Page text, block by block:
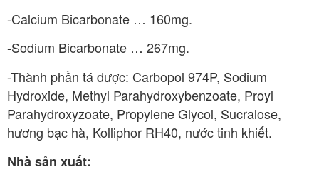
-Calcium Bicarbonate … 160mg.
-Sodium Bicarbonate … 267mg.
-Thành phần tá dược: Carbopol 974P, Sodium
Hydroxide, Methyl Parahydroxybenzoate, Proyl
Parahydroxyzoate, Propylene Glycol, Sucralose,
hương bạc hà, Kolliphor RH40, nước tinh khiết.
Nhà sản xuất: